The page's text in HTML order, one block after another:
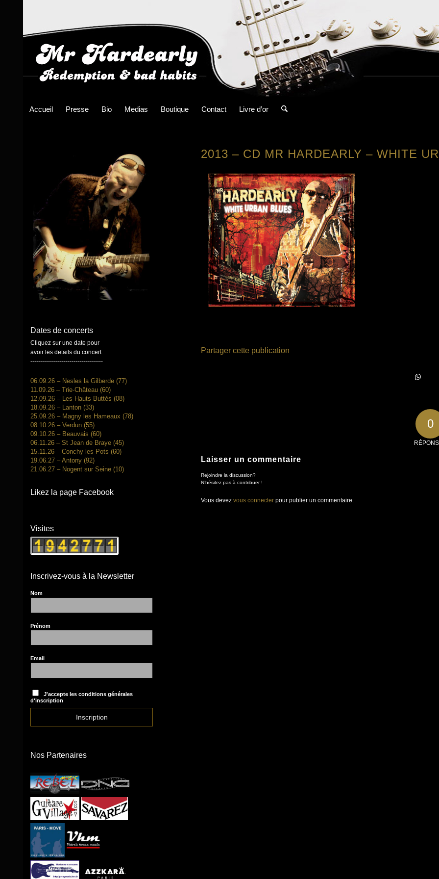
Accueil Presse Bio Medias Boutique Contact Livre d’or
2013 – CD MR HARDEARLY – WHITE
Partager cette publication
0
Laisser un commentaire
Rejoindre la discussion?
N’hésitez pas à contribuer !
Vous devez vous connecterpour publier un commentaire.
Dates de concerts
Cliquez sur une date pour
avoir les details du concert
-------------------------------------
06.09.26 – Nesles la Gilberde (77)
11.09.26 – Trie-Château (60)
12.09.26 – Les Hauts Buttés (08)
18.09.26 – Lanton (33)
25.09.26 – Magny les Hameaux (78)
08.10.26 – Verdun (55)
09.10.26 – Beauvais (60)
06.11.26 – St Jean de Braye (45)
15.11.26 – Conchy les Pots (60)
19.06.27 – Antony (92)
21.06.27 – Nogent sur Seine (10)
Likez la page Facebook
Visites
Inscrivez-vous à la Newsletter
Nom
Prénom
Email
J'accepte les conditions générales
d'inscription
Nos Partenaires